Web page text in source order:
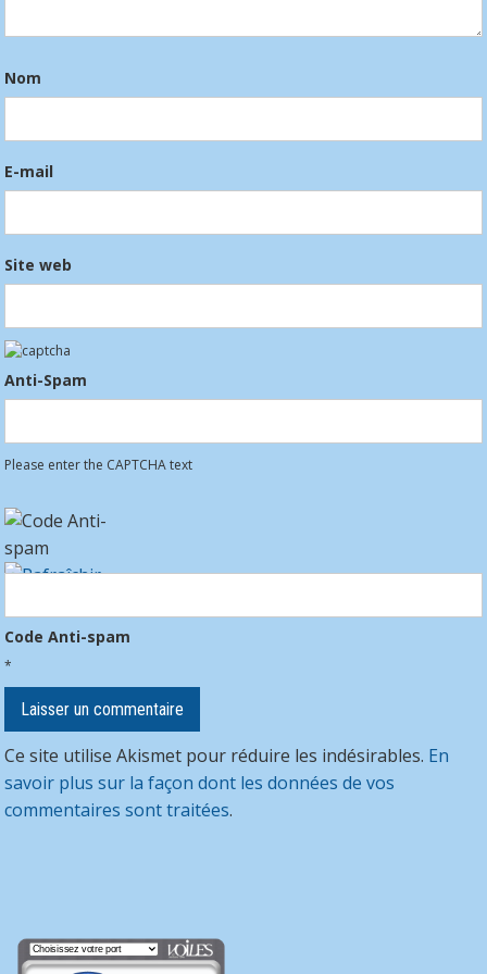
Nom
E-mail
Site web
Anti-Spam
Please enter the CAPTCHA text
Code Anti-spam
*
Ce site utilise Akismet pour réduire les indésirables. En
savoir plus sur la façon dont les données de vos
commentaires sont traitées.